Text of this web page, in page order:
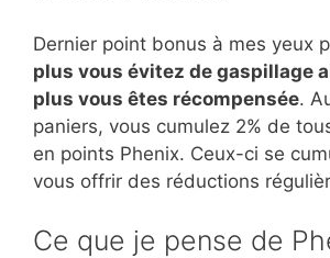
Dernier point bonus à mes yeux
plus vous évitez de gaspillage
plus vous êtes récompensée.
paniers, vous cumulez 2% de
en points Phenix. Ceux-ci se
vous offrir des réductions
Ce que je pense de